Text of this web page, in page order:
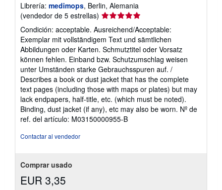
Librería: medimops, Berlin, Alemania
(vendedor de 5 estrellas) Calificación
vendedor:
5
de
5
estrellas
Condición: acceptable. Ausreichend/Acceptable:
Exemplar mit vollständigem Text und sämtlichen
Abbildungen oder Karten. Schmutztitel oder Vorsatz
können fehlen. Einband bzw. Schutzumschlag weisen
unter Umständen starke Gebrauchsspuren auf. /
Describes a book or dust jacket that has the complete
text pages (including those with maps or plates) but may
lack endpapers, half-title, etc. (which must be noted).
Binding, dust jacket (if any), etc may also be worn. Nº de
ref. del artículo: M03150000955-B
Contactar al vendedor
Comprar usado
EUR 3,35